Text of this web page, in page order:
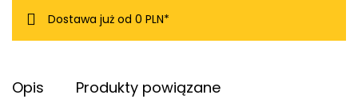
Dostawa już od 0 PLN*
Opis Produkty powiązane